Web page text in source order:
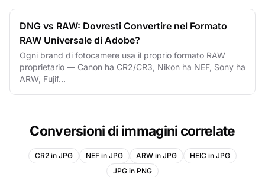
DNG vs RAW: Dovresti Convertire nel Formato
RAW Universale di Adobe?
Ogni brand di fotocamere usa il proprio formato RAW
proprietario — Canon ha CR2/CR3, Nikon ha NEF, Sony ha
ARW, Fujif...
Conversioni di immagini correlate
CR2 in JPG NEF in JPG ARW in JPG
HEIC in JPG
JPG in PNG